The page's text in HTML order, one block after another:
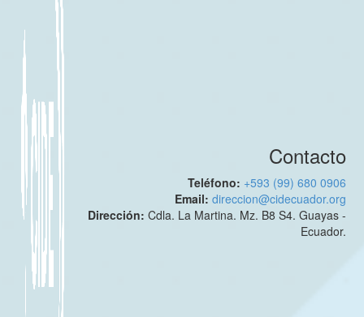
Contacto
Teléfono: +593 (99) 680 0906
Email:direccion@cidecuador.org
Dirección:Cdla. La Martina. Mz. B8 S4. Guayas -
Ecuador.